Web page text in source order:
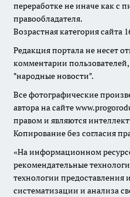
переработке не иначе как с
правообладателя.
Возрастная категория сайта
Редакция портала не несет
комментарии
"народные новости".
Все фотографические
автора на сайте
правом и являются
Копирование без согласия
«На информационном
рекомендательные
технологии
систематизации и анализа